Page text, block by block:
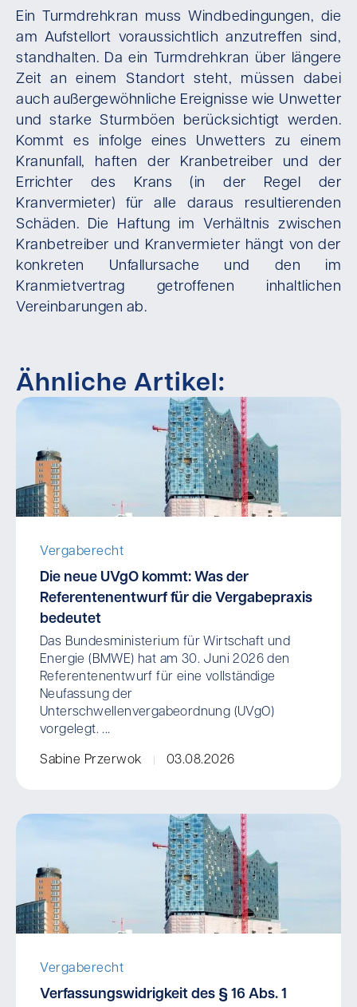
Ein Turmdrehkran muss Windbedingungen, die
am Aufstellort voraussichtlich anzutreffen sind,
standhalten. Da ein Turmdrehkran über längere
Zeit an einem Standort steht, müssen dabei
auch außergewöhnliche Ereignisse wie Unwetter
und starke Sturmböen berücksichtigt werden.
Kommt es infolge eines Unwetters zu einem
Kranunfall, haften der Kranbetreiber und der
Errichter des Krans (in der Regel der
Kranvermieter) für alle daraus resultierenden
Schäden. Die Haftung im Verhältnis zwischen
Kranbetreiber und Kranvermieter hängt von der
konkreten Unfallursache und den im
Kranmietvertrag getroffenen inhaltlichen
Vereinbarungen ab.
Ähnliche Artikel:
Vergaberecht
Die neue UVgO kommt: Was der
Referentenentwurf für die Vergabepraxis
bedeutet
Das Bundesministerium für Wirtschaft und
Energie (BMWE) hat am 30. Juni 2026 den
Referentenentwurf für eine vollständige
Neufassung der
Unterschwellenvergabeordnung (UVgO)
vorgelegt. ...
Sabine Przerwok 03.08.2026
Vergaberecht
Verfassungswidrigkeit des § 16 Abs. 1